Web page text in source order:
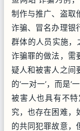
制作与推广、盗取
诈骗、冒名办理银
群体的人员实施
诈骗罪的做法，需
疑人和被害人之间
的‘一对一’，而是‘
被害人也具有不
究，也存在困难，
的共同犯罪故意，